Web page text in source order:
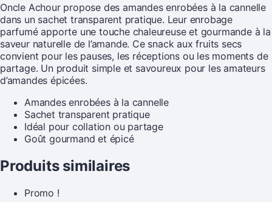
Oncle Achour propose des amandes enrobées à la cannelle
dans un sachet transparent pratique. Leur enrobage
parfumé apporte une touche chaleureuse et gourmande à la
saveur naturelle de l’amande. Ce snack aux fruits secs
convient pour les pauses, les réceptions ou les moments de
partage. Un produit simple et savoureux pour les amateurs
d’amandes épicées.
Amandes enrobées à la cannelle
Sachet transparent pratique
Idéal pour collation ou partage
Goût gourmand et épicé
Produits similaires
Promo !